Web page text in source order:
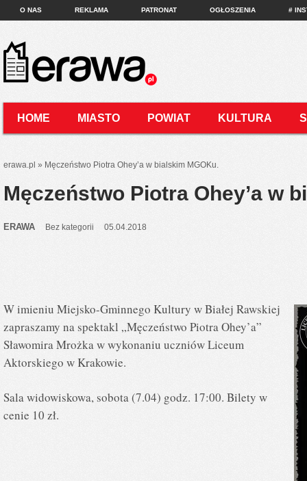
O NAS REKLAMA PATRONAT OGŁOSZENIA #
HOME MIASTO POWIAT KULTURA
erawa.pl » Męczeństwo Piotra Ohey’a w bialskim MGOKu.
Męczeństwo Piotra Ohey’a w
ERAWA Bez kategorii 05.04.2018
W imieniu Miejsko-Gminnego Kultury w Białej Rawskiej
zapraszamy na spektakl „Męczeństwo Piotra Ohey’a”
Sławomira Mrożka w wykonaniu uczniów Liceum
Aktorskiego w Krakowie.
Sala widowiskowa, sobota (7.04) godz. 17:00. Bilety w
cenie 10 zł.